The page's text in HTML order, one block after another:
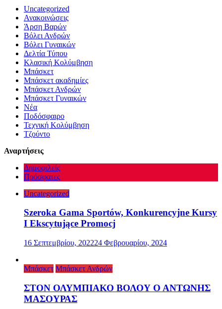
Uncategorized
Ανακοινώσεις
Άρση Βαρών
Βόλει Ανδρών
Βόλει Γυναικών
Δελτία Τύπου
Κλασική Κολύμβηση
Μπάσκετ
Μπάσκετ ακαδημίες
Μπάσκετ Ανδρών
Μπάσκετ Γυναικών
Νέα
Ποδόσφαιρο
Τεχνική Κολύμβηση
Τζούντο
Αναρτήσεις
Δημοφιλείς
Πρόσφατες
Uncategorized
Szeroka Gama Sportów, Konkurencyjne Kursy
I Ekscytujące Promocj
16 Σεπτεμβρίου, 202224 Φεβρουαρίου, 2024
Μπάσκετ Μπάσκετ Ανδρών
ΣΤΟΝ ΟΛΥΜΠΙΑΚΟ ΒΟΛΟΥ Ο ΑΝΤΩΝΗΣ
ΜΑΣΟΥΡΑΣ